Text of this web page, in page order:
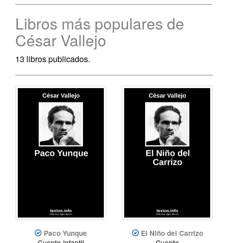
Libros más populares de
César Vallejo
13 libros publicados.
Paco Yunque El Niño del Carrizo